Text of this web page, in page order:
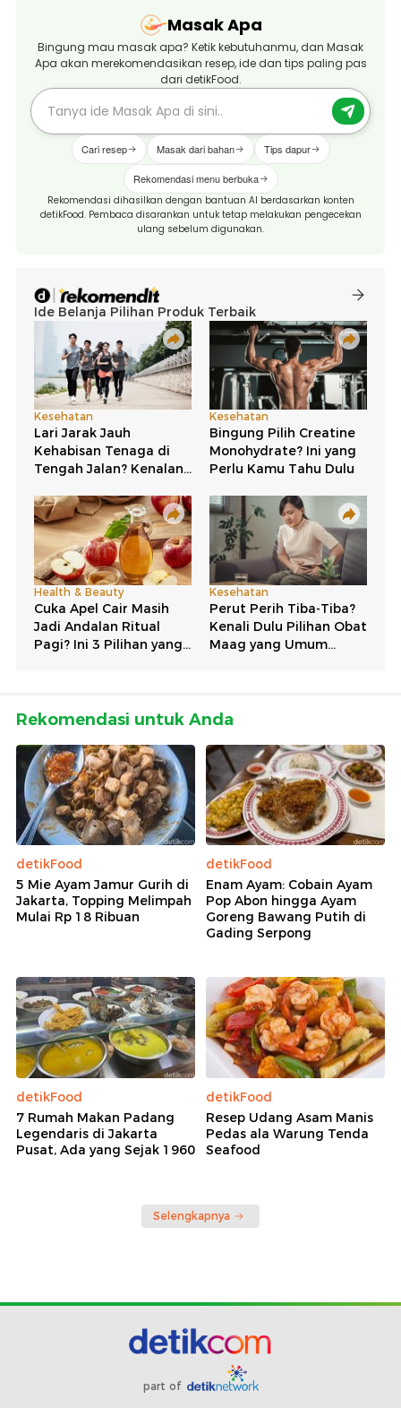
Masak Apa
Bingung mau masak apa? Ketik kebutuhanmu, dan Masak
Apa akan merekomendasikan resep, ide dan tips paling pas
dari detikFood.
Cari resep Masak dari bahan Tips dapur
Rekomendasi menu berbuka
Rekomendasi dihasilkan dengan bantuan AI berdasarkan konten
detikFood. Pembaca disarankan untuk tetap melakukan pengecekan
ulang sebelum digunakan.
Rekomendasi untuk Anda
detikFood
5 Mie Ayam Jamur Gurih di
Jakarta, Topping Melimpah
Mulai Rp 18 Ribuan
detikFood
Enam Ayam: Cobain Ayam
Pop Abon hingga Ayam
Goreng Bawang Putih di
Gading Serpong
detikFood
7 Rumah Makan Padang
Legendaris di Jakarta
Pusat, Ada yang Sejak 1960
detikFood
Resep Udang Asam Manis
Pedas ala Warung Tenda
Seafood
Selengkapnya
part of